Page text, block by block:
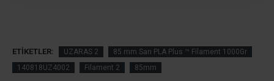
ETIKETLER: UZARAS 2
85 mm Sarı PLA Plus ™ Filament 1000Gr
140818UZ4002
Filament 2 85mm